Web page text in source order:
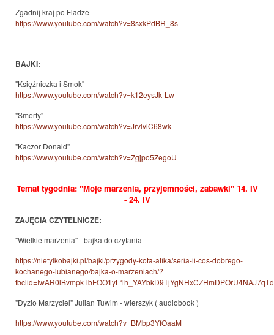
Zgadnij kraj po Fladze
https://www.youtube.com/watch?v=8sxkPdBR_8s
BAJKI:
"Księżniczka i Smok"
https://www.youtube.com/watch?v=k12eysJk-Lw
"Smerfy"
https://www.youtube.com/watch?v=JrvlvlC68wk
"Kaczor Donald"
https://www.youtube.com/watch?v=Zgjpo5ZegoU
Temat tygodnia: "Moje marzenia, przyjemności, zabawki" 14. IV
- 24. IV
ZAJĘCIA CZYTELNICZE:
"Wielkie marzenia" - bajka do czytania
https://nietylkobajki.pl/bajki/przygody-kota-afika/seria-ii-cos-dobrego-
kochanego-lubianego/bajka-o-marzeniach/?
"Dyzio Marzyciel" Julian Tuwim - wierszyk ( audiobook )
https://www.youtube.com/watch?v=BMbp3YfOaaM